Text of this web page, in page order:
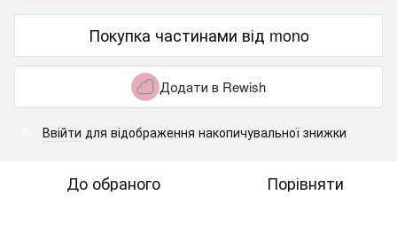
Покупка частинами від mono
Додати в Rewish
Ввійти для відображення накопичувальної знижки
До обраного Порівняти